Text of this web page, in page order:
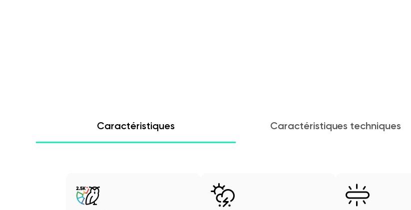
Caractéristiques Caractéristiques techniques